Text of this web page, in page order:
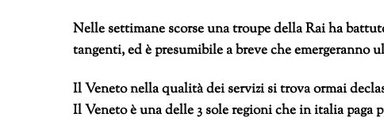
Nelle settimane scorse una troupe della Rai ha
tangenti, ed è presumibile a breve che emergeranno
Il Veneto nella qualità dei servizi si trova ormai
Il Veneto è una delle 3 sole regioni che in italia